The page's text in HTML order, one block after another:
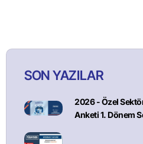
SON YAZILAR
2026 - Özel
Anketi 1. Dönem